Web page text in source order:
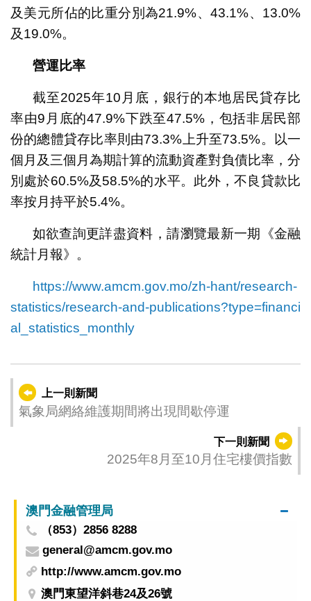
及美元所佔的比重分別為21.9%、43.1%、13.0%
及19.0%。
營運比率
截至2025年10月底，銀行的本地居民貸存比
率由9月底的47.9%下跌至47.5%，包括非居民部
份的總體貸存比率則由73.3%上升至73.5%。以一
個月及三個月為期計算的流動資產對負債比率，分
別處於60.5%及58.5%的水平。此外，不良貸款比
率按月持平於5.4%。
如欲查詢更詳盡資料，請瀏覽最新一期《金融
統計月報》。
https://www.amcm.gov.mo/zh-hant/research-
statistics/research-and-publications?type=financi
al_statistics_monthly
上一則新聞
氣象局網絡維護期間將出現間歇停運
下一則新聞
2025年8月至10月住宅樓價指數
澳門金融管理局
（853）2856 8288
general@amcm.gov.mo
http://www.amcm.gov.mo
澳門東望洋斜巷24及26號